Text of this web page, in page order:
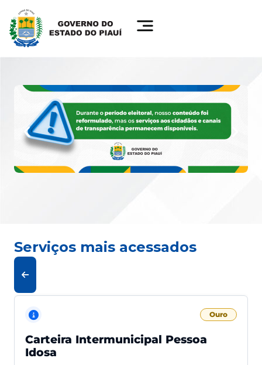
Serviços mais acessados
Ouro
Carteira Intermunicipal Pessoa
Idosa